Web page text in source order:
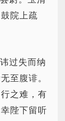
院上疏
过失而纳
至腹诽。
之难，有
陛下留听